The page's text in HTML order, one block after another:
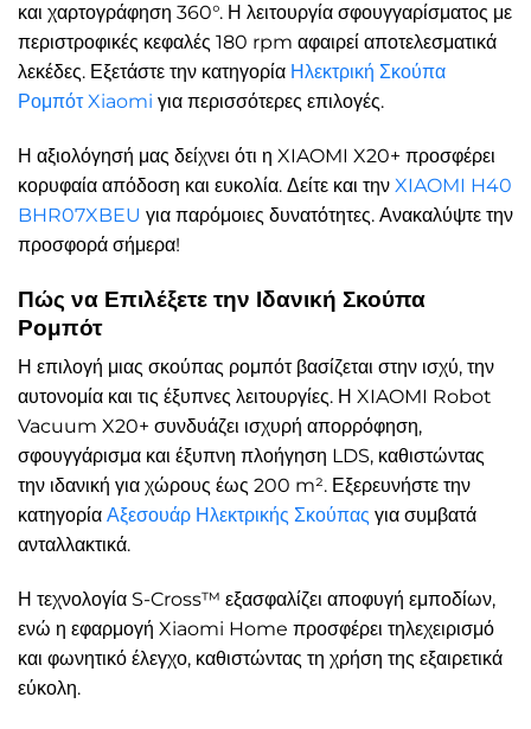
και χαρτογράφηση 360°. Η λειτουργία σφουγγαρίσματος με
περιστροφικές κεφαλές 180 rpm αφαιρεί αποτελεσματικά
λεκέδες. Εξετάστε την κατηγορία Ηλεκτρική Σκούπα
Ρομπότ Xiaomi για περισσότερες επιλογές.
Η αξιολόγησή μας δείχνει ότι η XIAOMI X20+ προσφέρει
κορυφαία απόδοση και ευκολία. Δείτε και την XIAOMI H40
BHR07XBEU για παρόμοιες δυνατότητες. Ανακαλύψτε την
προσφορά σήμερα!
Πώς να Επιλέξετε την Ιδανική Σκούπα
Ρομπότ
Η επιλογή μιας σκούπας ρομπότ βασίζεται στην ισχύ, την
αυτονομία και τις έξυπνες λειτουργίες. Η XIAOMI Robot
Vacuum X20+ συνδυάζει ισχυρή απορρόφηση,
σφουγγάρισμα και έξυπνη πλοήγηση LDS, καθιστώντας
την ιδανική για χώρους έως 200 m². Εξερευνήστε την
κατηγορία Αξεσουάρ Ηλεκτρικής Σκούπας για συμβατά
ανταλλακτικά.
Η τεχνολογία S-Cross™ εξασφαλίζει αποφυγή εμποδίων,
ενώ η εφαρμογή Xiaomi Home προσφέρει τηλεχειρισμό
και φωνητικό έλεγχο, καθιστώντας τη χρήση της εξαιρετικά
εύκολη.